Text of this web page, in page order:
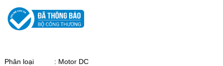
Phân loại
: Motor DC